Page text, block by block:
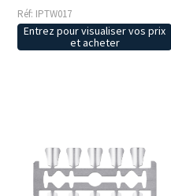
Réf: IPTW017
Entrez pour visualiser vos prix
et acheter